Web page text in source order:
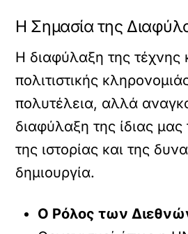
Η Σημασία της
Η διαφύλαξη της τέχνης
πολιτιστικής
πολυτέλεια, αλλά
διαφύλαξη της ίδιας μας
της ιστορίας και της
δημιουργία.
Ο Ρόλος των